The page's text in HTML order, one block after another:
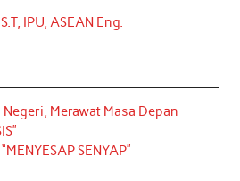
IPU, ASEAN Eng.
Merawat Masa Depan
SENYAP”